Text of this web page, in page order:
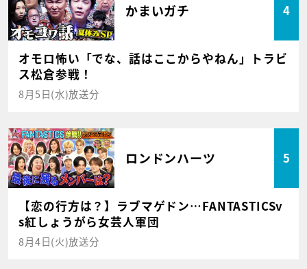
かまいガチ 4
オモロ怖い「でな、話はここからやねん」トラビ
ス松倉参戦！
8月5日(水)放送分
ロンドンハーツ 5
【恋の行方は？】ラブマゲドン…FANTASTICSv
s紅しょうがら女芸人軍団
8月4日(火)放送分